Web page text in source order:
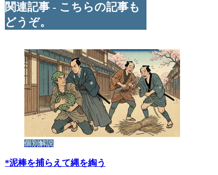
関連記事 - こちらの記事も
どうぞ。
個別解説
*泥棒を捕らえて縄を綯う